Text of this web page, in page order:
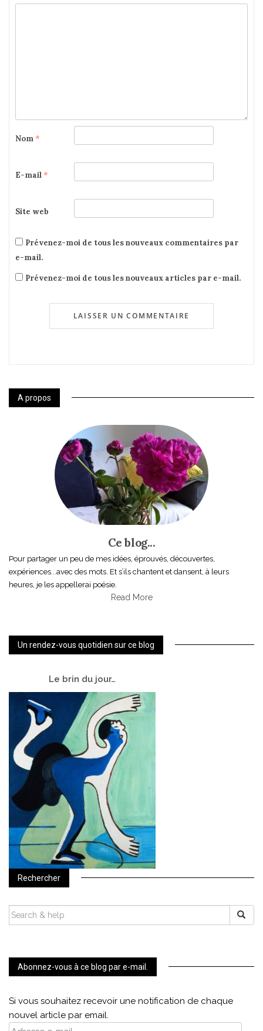
Nom *
E-mail *
Site web
Prévenez-moi de tous les nouveaux commentaires par
e-mail.
Prévenez-moi de tous les nouveaux articles par e-mail.
A propos
Ce blog...
Pour partager un peu de mes idées, éprouvés, découvertes,
expériences...avec des mots. Et s’ils chantent et dansent, à leurs
heures, je les appellerai poésie.
Read More
Un rendez-vous quotidien sur ce blog
Le brin du jour…
Rechercher
SEARCH
FOR:
Abonnez-vous à ce blog par e-mail.
Si vous souhaitez recevoir une notification de chaque
nouvel article par email.
Adresse